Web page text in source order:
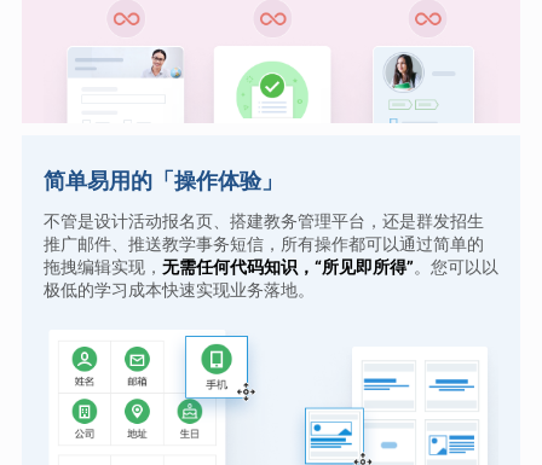
简单易用的「操作体验」
不管是设计活动报名页、搭建教务管理平台，还是群发招生
推广邮件、推送教学事务短信，所有操作都可以通过简单的
拖拽编辑实现， 无需任何代码知识，“所见即所得”。您可以以
极低的学习成本快速实现业务落地。